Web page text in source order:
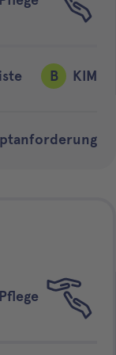
B KIM
Pflege